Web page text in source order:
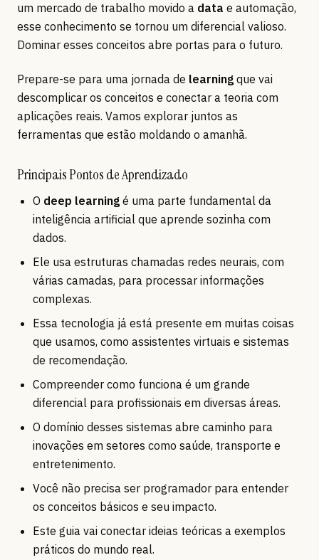
um mercado de trabalho movido a data e automação,
esse conhecimento se tornou um diferencial valioso.
Dominar esses conceitos abre portas para o futuro.
Prepare-se para uma jornada de learning que vai
descomplicar os conceitos e conectar a teoria com
aplicações reais. Vamos explorar juntos as
ferramentas que estão moldando o amanhã.
Principais Pontos de Aprendizado
O deep learning é uma parte fundamental da
inteligência artificial que aprende sozinha com
dados.
Ele usa estruturas chamadas redes neurais, com
várias camadas, para processar informações
complexas.
Essa tecnologia já está presente em muitas coisas
que usamos, como assistentes virtuais e sistemas
de recomendação.
Compreender como funciona é um grande
diferencial para profissionais em diversas áreas.
O domínio desses sistemas abre caminho para
inovações em setores como saúde, transporte e
entretenimento.
Você não precisa ser programador para entender
os conceitos básicos e seu impacto.
Este guia vai conectar ideias teóricas a exemplos
práticos do mundo real.